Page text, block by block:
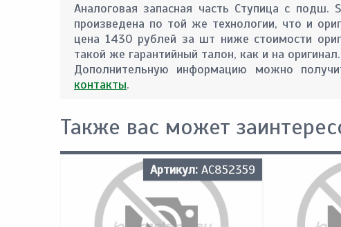
Аналоговая запасная часть Ступица с подш.
произведена по той же технологии, что и
цена 1430 рублей за шт ниже стоимости
такой же гарантийный талон, как и на оригинал.
Дополнительную информацию можно
контакты.
Также вас может
Артикул: AC852359